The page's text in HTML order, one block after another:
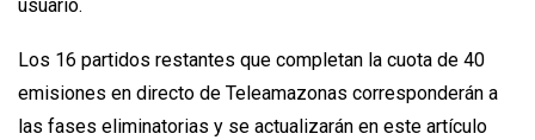
usuario.
Los 16 partidos restantes que completan la cuota de 40
emisiones en directo de Teleamazonas corresponderán a
las fases eliminatorias y se actualizarán en este artículo